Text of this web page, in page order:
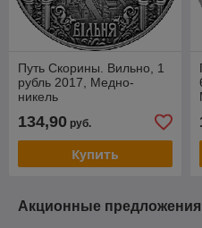
Путь Скорины. Вильно, 1
рубль 2017, Медно-
никель
134,90 руб.
Купить
Акционные